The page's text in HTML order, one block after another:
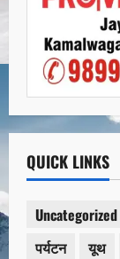
QUICK LINKS
Uncategorized
पर्यटन
यूथ